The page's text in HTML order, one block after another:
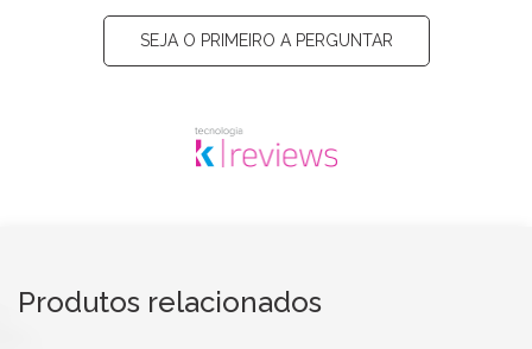
SEJA O PRIMEIRO A PERGUNTAR
Produtos relacionados